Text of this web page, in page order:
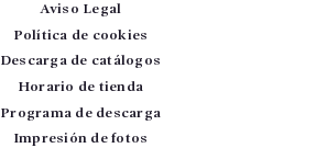
Aviso Legal
Política de cookies
Descarga de catálogos
Horario de tienda
Programa de descarga
Impresión de fotos